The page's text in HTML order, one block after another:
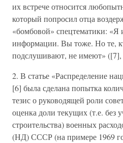
их встрече относится
который попросил отца
«бомбовой» спецтематики: «Я
информации. Вы тоже. Но те,
подслушивают, не имеют» ([7],
2. В статье «Распределение
[6] была сделана попытка
тезис о руководящей роли
оценка доли текущих (т.е. без
строительства) военных
(НД) СССР (на примере 1969